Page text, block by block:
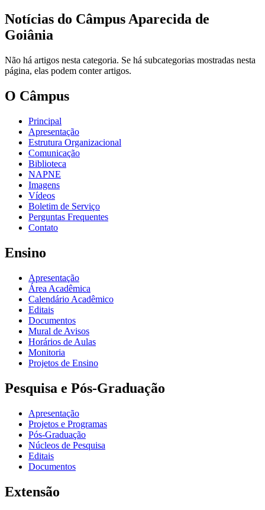
Notícias do Câmpus Aparecida de
Goiânia
Não há artigos nesta categoria. Se há subcategorias mostradas nesta
página, elas podem conter artigos.
O Câmpus
Principal
Apresentação
Estrutura Organizacional
Comunicação
Biblioteca
NAPNE
Imagens
Vídeos
Boletim de Serviço
Perguntas Frequentes
Contato
Ensino
Apresentação
Área Acadêmica
Calendário Acadêmico
Editais
Documentos
Mural de Avisos
Horários de Aulas
Monitoria
Projetos de Ensino
Pesquisa e Pós-Graduação
Apresentação
Projetos e Programas
Pós-Graduação
Núcleos de Pesquisa
Editais
Documentos
Extensão